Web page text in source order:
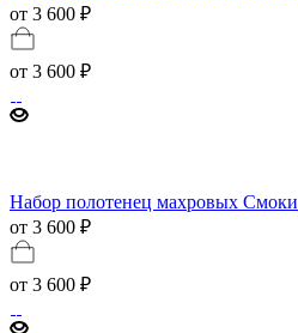
от 3 600 ₽
от 3 600 ₽
Набор полотенец махровых Смоки
от 3 600 ₽
от 3 600 ₽